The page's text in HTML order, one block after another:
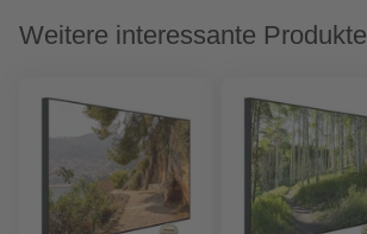
Weitere interessante Produkte